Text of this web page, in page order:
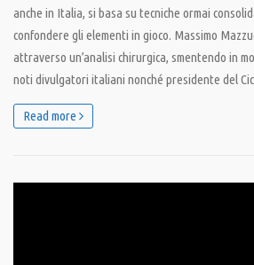
anche in Italia, si basa su tecniche ormai
confondere gli elementi in gioco. Massimo
attraverso un’analisi chirurgica, smentendo in
noti divulgatori italiani nonché presidente del
Read more